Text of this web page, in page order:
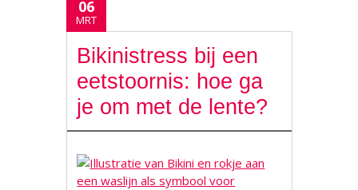
06
MRT
Bikinistress bij een
eetstoornis: hoe ga
je om met de lente?